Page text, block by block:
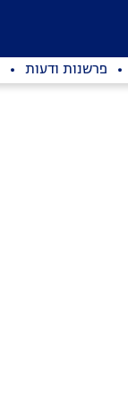
פרשנות ודעות